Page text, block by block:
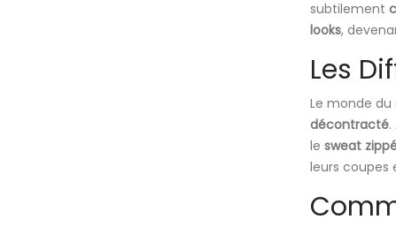
subtilement
looks,
Les
Le monde du
décontracté.
le sweat
leurs coupes